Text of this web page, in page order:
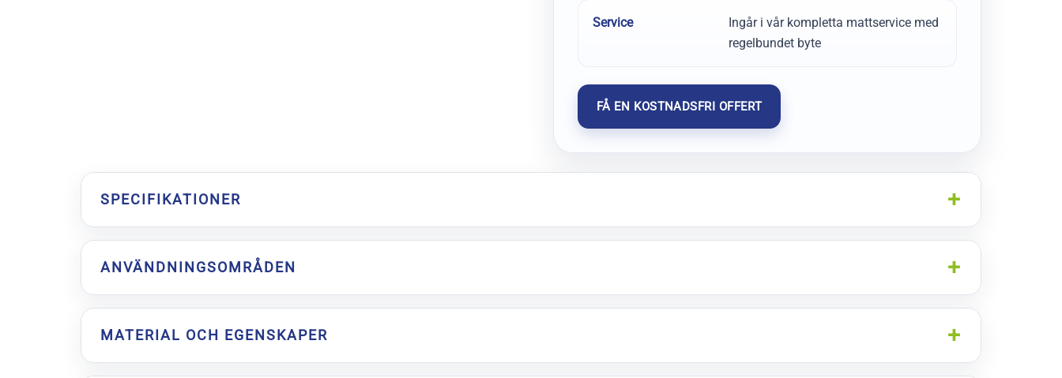
Service
Ingår i vår kompletta mattservice med
regelbundet byte
FÅ EN KOSTNADSFRI OFFERT
SPECIFIKATIONER
ANVÄNDNINGSOMRÅDEN
MATERIAL OCH EGENSKAPER